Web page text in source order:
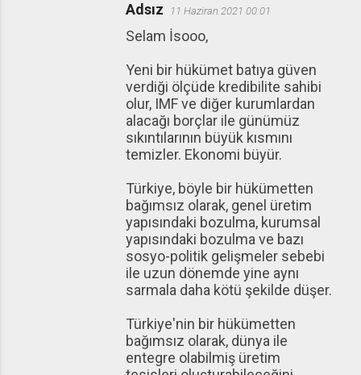
Adsız 11 Haziran 2021 00:01
Selam İsooo,
Yeni bir hükümet batıya güven
verdiği ölçüde kredibilite sahibi
olur, IMF ve diğer kurumlardan
alacağı borçlar ile günümüz
sıkıntılarının büyük kısmını
temizler. Ekonomi büyür.
Türkiye, böyle bir hükümetten
bağımsız olarak, genel üretim
yapısındaki bozulma, kurumsal
yapısındaki bozulma ve bazı
sosyo-politik gelişmeler sebebi
ile uzun dönemde yine aynı
sarmala daha kötü şekilde düşer.
Türkiye'nin bir hükümetten
bağımsız olarak, dünya ile
entegre olabilmiş üretim